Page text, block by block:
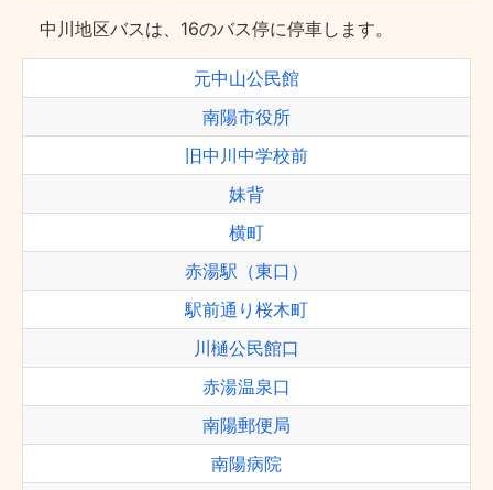
中川地区バスは、16のバス停に停車します。
元中山公民館
南陽市役所
旧中川中学校前
妹背
横町
赤湯駅（東口）
駅前通り桜木町
川樋公民館口
赤湯温泉口
南陽郵便局
南陽病院